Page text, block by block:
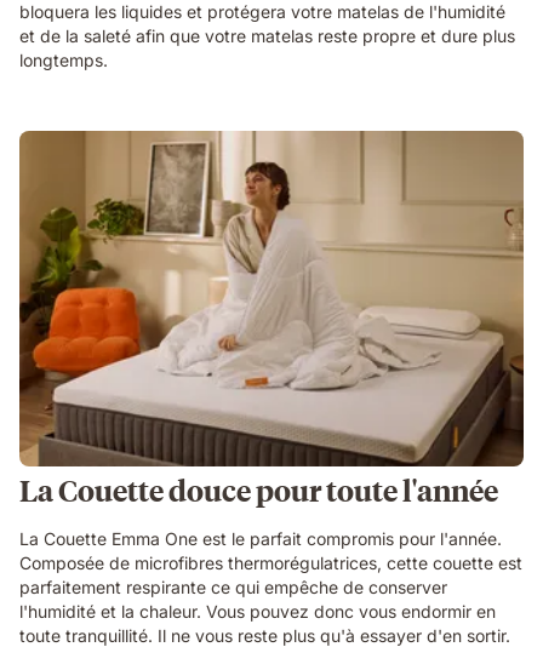
bloquera les liquides et protégera votre matelas de l'humidité
et de la saleté afin que votre matelas reste propre et dure plus
longtemps.
La Couette douce pour toute l'année
La Couette Emma One est le parfait compromis pour l'année.
Composée de microfibres thermorégulatrices, cette couette est
parfaitement respirante ce qui empêche de conserver
l'humidité et la chaleur. Vous pouvez donc vous endormir en
toute tranquillité. Il ne vous reste plus qu'à essayer d'en sortir.